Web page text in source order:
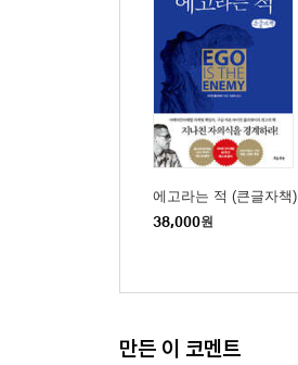
에고라는 적 (큰글자책)
38,000원
만든 이 코멘트